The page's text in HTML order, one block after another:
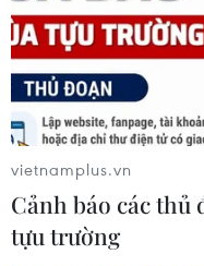
Panama
tiên nhiễm
10/03/2020 09:31
vietnamplus.vn
Cảnh báo các thủ
tựu trường